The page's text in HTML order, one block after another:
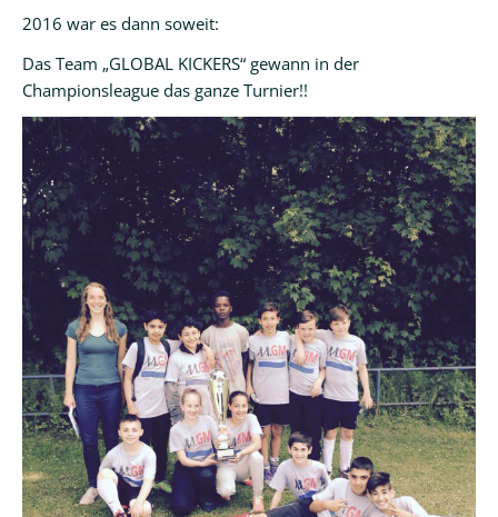
2016 war es dann soweit:
Das Team „GLOBAL KICKERS“ gewann in der
Championsleague das ganze Turnier!!